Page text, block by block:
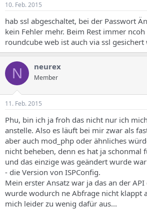
10. Feb. 2015
hab ssl abgeschaltet, bei der Passwort
kein Fehler mehr. Beim Rest immer ncoh
roundcube web ist auch via ssl
N neurex
Member
11. Feb. 2015
Phu, bin ich ja froh das nicht nur ich
anstelle. Also es läuft bei mir zwar als
aber auch mod_php oder ähnliches
nicht beheben, denn es hat ja
und das einzige was geändert wurde
- die Version von ISPConfig.
Mein erster Ansatz war ja das an der
wurde wodurch ne Abfrage nicht klappt
mich leider zu wenig dafür aus...